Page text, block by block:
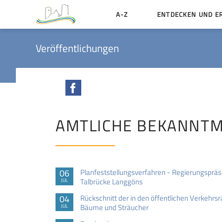
A-Z ENTDECKEN UND
Veröffentlichungen
AMTLICHE
06
JUL
Planfeststellungsverfahren -
Talbrücke Langgöns
04
JUL
Rückschnitt der in den öffentlichen
Bäume und Sträucher